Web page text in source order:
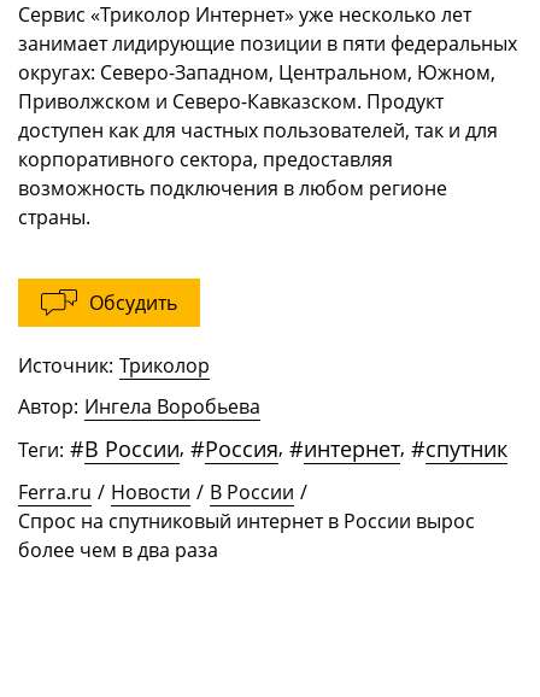
Сервис «Триколор Интернет» уже несколько лет
занимает лидирующие позиции в пяти федеральных
округах: Северо-Западном, Центральном, Южном,
Приволжском и Северо-Кавказском. Продукт
доступен как для частных пользователей, так и для
корпоративного сектора, предоставляя
возможность подключения в любом регионе
страны.
Обсудить
Источник: Триколор
Автор: Ингела Воробьева
Теги: #В России, #Россия, #интернет, #спутник
Ferra.ru / Новости / В России /
Спрос на спутниковый интернет в России вырос
более чем в два раза